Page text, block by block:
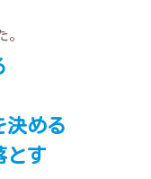
。
決める
とす